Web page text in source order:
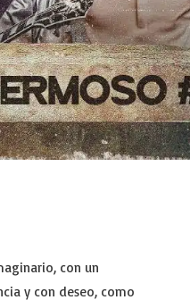
con un
y con deseo, como